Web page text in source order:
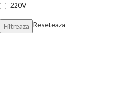
220V
Filtreaza Reseteaza